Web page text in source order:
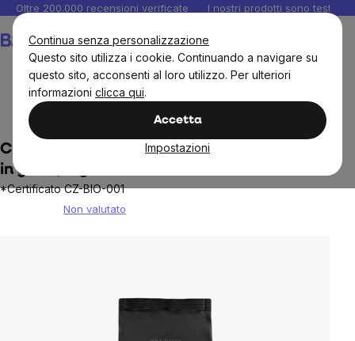
Continua senza personalizzazione
Questo sito utilizza i cookie. Continuando a navigare su
questo sito, acconsenti al loro utilizzo. Per ulteriori
informazioni clicca qui.
Accetta
Impostazioni
Salta
contenuto
Oltre 200.000 recensioni verificate I nostri prodotti sono testati
Caffè BrainMax, Caffè Honduras SHG BIO,
in grani, 1kg
*Certificato CZ-BIO-001
Non valutato